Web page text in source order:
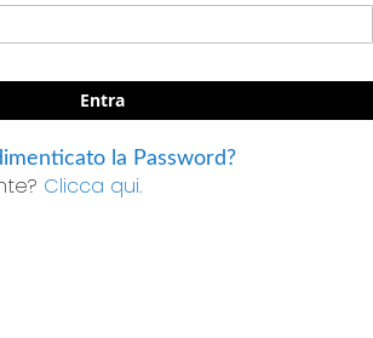
Entra
la Password?
Clicca qui.